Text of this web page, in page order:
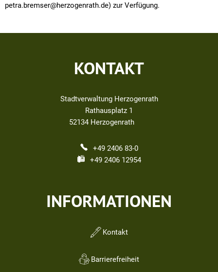
petra.bremser@herzogenrath.de) zur Verfügung.
KONTAKT
Stadtverwaltung Herzogenrath
Rathausplatz 1
52134 Herzogenrath
+49 2406 83-0
+49 2406 12954
INFORMATIONEN
Kontakt
Barrierefreiheit